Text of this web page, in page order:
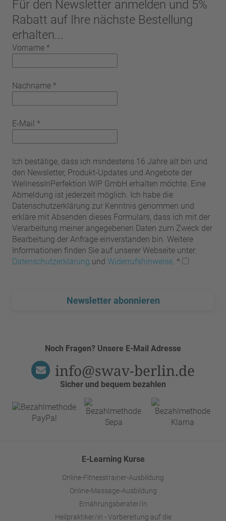
Für den Newsletter anmelden und 5%
Rabatt auf Ihre nächste Bestellung
erhalten...
Vorname *
Nachname *
E-Mail *
Ich bestätige, dass ich mindestens 16 Jahre alt bin und
den Newsletter, Produkt-Updates und Angebote der
WellnessInPerfektion WIP GmbH erhalten möchte. Eine
Abmeldung ist jederzeit möglich. Ich habe die
Datenschutzerklärung zur Kenntnis genommen und
erkläre mit Absenden dieses Formulars, dass ich mit der
Verarbeitung meiner angegebenen Daten zum Zweck der
Bearbeitung der Anfrage einverstanden bin. Weitere
Informationen finden Sie auf unserer Webseite unter:
Datenschutzerklärung und Widerrufshinweise. *
Newsletter abonnieren
Sicher und bequem bezahlen
Noch Fragen? Unsere E-Mail Adresse
info@swav-berlin.de
E-Learning Kurse
Online-Fitnesstrainer-Ausbildung
Online-Massage-Ausbildung
Ernährungsberater/in
Heilpraktiker/in - Vorbereitung auf die